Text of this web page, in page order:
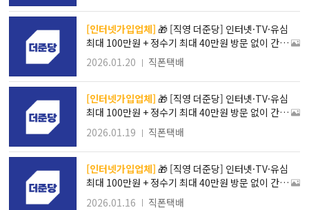
[인터넷가입업체] 🎁 [직영 더준당] 인터넷·TV·유심
최대 100만원 + 정수기 최대 40만원 방문 없이 간편
한 온라인 신청
2026.01.20 직폰택배
[인터넷가입업체] 🎁 [직영 더준당] 인터넷·TV·유심
최대 100만원 + 정수기 최대 40만원 방문 없이 간편
한 온라인 신청
2026.01.19 직폰택배
[인터넷가입업체] 🎁 [직영 더준당] 인터넷·TV·유심
최대 100만원 + 정수기 최대 40만원 방문 없이 간편
한 온라인 신청
2026.01.16 직폰택배